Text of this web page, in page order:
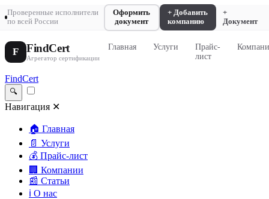
Проверенные исполнители
по всей России
Оформить
документ
+ Добавить
компанию
+
Документ
F FindCert
Агрегатор сертификации
Главная Услуги
Прайс-
лист
FindCert
🔍
Навигация ✕
🏠 Главная
📄 Услуги
💰 Прайс-лист
🏢 Компании
📰 Статьи
ℹ️ О нас